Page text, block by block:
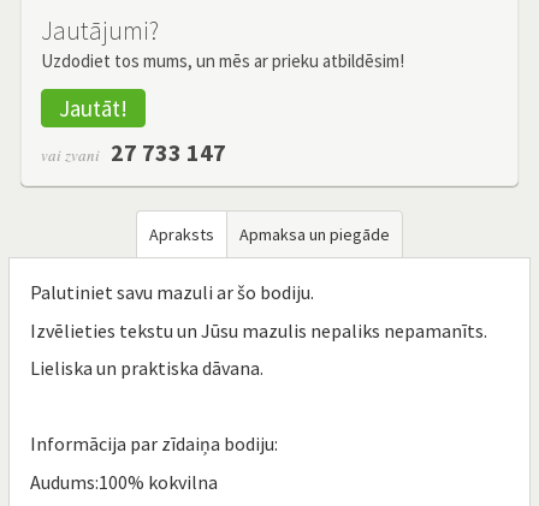
Jautājumi?
Uzdodiet tos mums, un mēs ar prieku atbildēsim!
Jautāt!
vai zvani 27 733 147
Apraksts Apmaksa un piegāde
Palutiniet savu mazuli ar šo bodiju.
Izvēlieties tekstu un Jūsu mazulis nepaliks nepamanīts.
Lieliska un praktiska dāvana.
Informācija par zīdaiņa bodiju:
Audums:100% kokvilna